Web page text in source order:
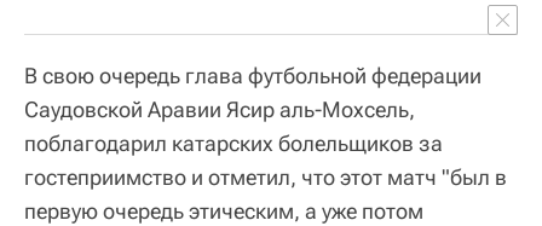
В свою очередь глава футбольной федерации
Саудовской Аравии Ясир аль-Мохсель,
поблагодарил катарских болельщиков за
гостеприимство и отметил, что этот матч "был в
первую очередь этическим, а уже потом